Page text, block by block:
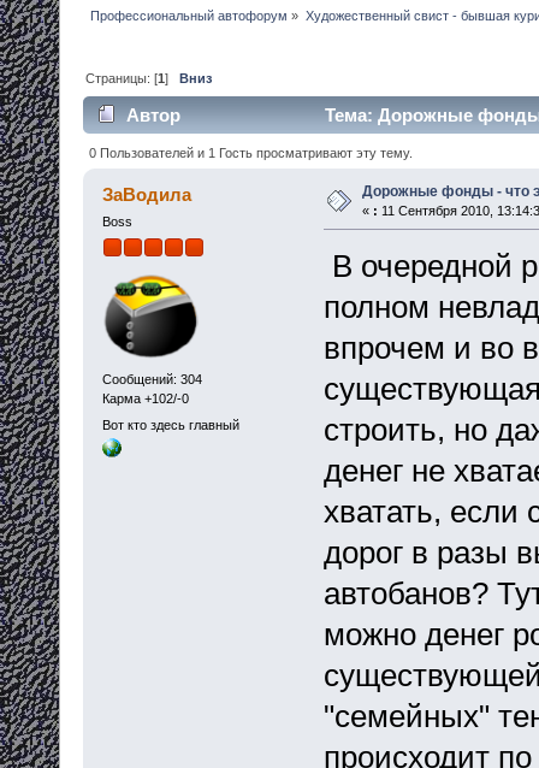
Профессиональный автофорум » Художественный свист - бывшая
Страницы: [1]Вниз
Автор Тема: Дорожные фонды
0 Пользователей и 1 Гость просматривают эту тему.
ЗаВодила
Boss
Сообщений: 304
Карма +102/-0
Вот кто здесь главный
Дорожные фонды - что
« : 11 Сентября 2010,
В очередной
полном
впрочем и во
строить, но
денег не
хватать, если
дорог в разы
автобанов?
можно денег
"семейных"
происходит